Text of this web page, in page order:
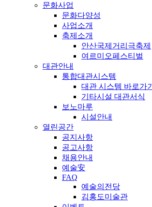
문화사업
문화다양성
사업소개
축제소개
안산국제거리극축제
여르미오페스티벌
대관안내
통합대관시스템
대관 시스템 바로가기
기타시설 대관서식
보노마루
시설안내
열린공간
공지사항
공고사항
채용안내
예술安
FAQ
예술의전당
김홍도미술관